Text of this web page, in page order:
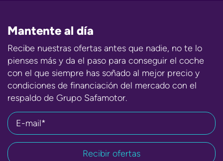
Mantente al día
Recibe nuestras ofertas antes que nadie, no te lo
pienses más y da el paso para conseguir el coche
con el que siempre has soñado al mejor precio y
condiciones de financiación del mercado con el
respaldo de Grupo Safamotor.
E-mail*